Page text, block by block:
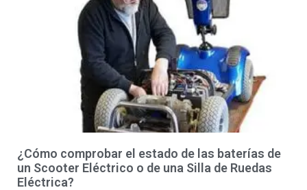
¿Cómo comprobar el estado de las baterías de
un Scooter Eléctrico o de una Silla de Ruedas
Eléctrica?